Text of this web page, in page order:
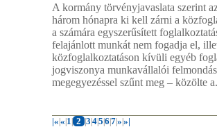
A kormány törvényjavaslata szerint
három hónapra ki kell zárni a
a számára egyszerűsített
felajánlott munkát nem fogadja el,
közfoglalkoztatáson kívüli egyéb
jogviszonya munkavállalói
megegyezéssel szűnt meg – közölte
|«|«|1 | 2 |3|4|5|6|7|»|»|